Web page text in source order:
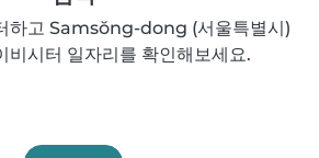
하고 Samsŏng-dong (서울특별시)
비시터 일자리를 확인해보세요.